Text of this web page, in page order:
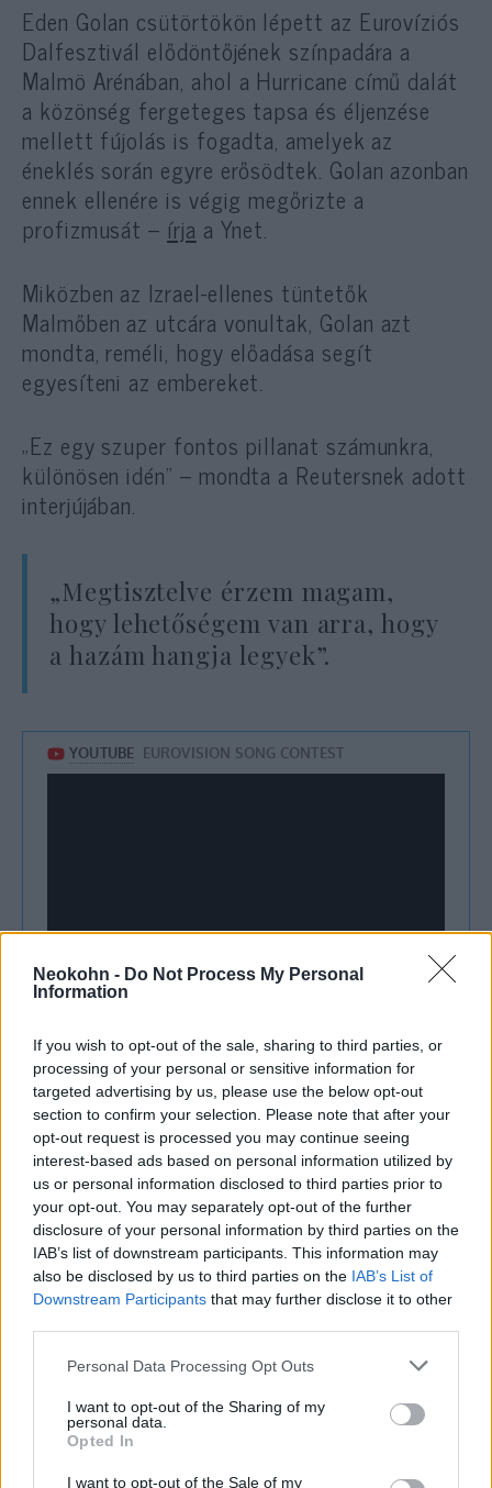
Neokohn - Do Not Process My Personal
Information
If you wish to opt-out of the sale, sharing to third parties, or
processing of your personal or sensitive information for
targeted advertising by us, please use the below opt-out
section to confirm your selection. Please note that after your
opt-out request is processed you may continue seeing
interest-based ads based on personal information utilized by
us or personal information disclosed to third parties prior to
your opt-out. You may separately opt-out of the further
disclosure of your personal information by third parties on the
IAB’s list of downstream participants. This information may
also be disclosed by us to third parties on the IAB’s List of
Downstream Participants that may further disclose it to other
Please note that this website/app uses one or more Google
not limited to your visit or usage behaviour. You may click to
grant or deny consent to Google and its third-party tags to
use your data for below specified purposes in below Google
consent section.
Personal Data Processing Opt Outs
I want to opt-out of the Sharing of my
personal data.
Opted In
I want to opt-out of the Sale of my
Eden Golan csütörtökön lépett az Eurovíziós
Dalfesztivál elődöntőjének színpadára a
Malmö Arénában, ahol a Hurricane című dalát
a közönség fergeteges tapsa és éljenzése
mellett fújolás is fogadta, amelyek az
éneklés során egyre erősödtek. Golan azonban
ennek ellenére is végig megőrizte a
profizmusát – írja a Ynet.
Miközben az Izrael-ellenes tüntetők
Malmőben az utcára vonultak, Golan azt
mondta, reméli, hogy előadása segít
egyesíteni az embereket.
„Ez egy szuper fontos pillanat számunkra,
különösen idén” – mondta a Reutersnek adott
interjújában.
„Megtisztelve érzem magam,
hogy lehetőségem van arra, hogy
a hazám hangja legyek”.
Az izraeli művésznő a döntőbe jutásért
versenyzett, amely szombaton lesz. Az izraeli
dal jelenleg az ötödik helyen áll a fogadási
listákon.
A szerdai utolsó próbán Golan a zsűri előtt
lépett fel, és lefilmezte a dalát, hogy
biztosítsa a szereplését arra az esetre, ha az
élő előadás estéjén valami balul sülne el.
kifütyülték, néhányan pedig kisétáltak a
nézőtérről.
„Érzem, hogy az egész ország mögöttem áll.